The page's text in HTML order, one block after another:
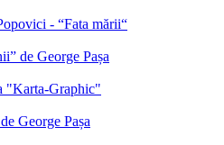
- “Fata mării“
de George Pașa
"Karta-Graphic"
George Pașa